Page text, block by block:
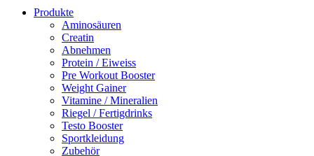
Produkte
Aminosäuren
Creatin
Abnehmen
Protein / Eiweiss
Pre Workout Booster
Weight Gainer
Vitamine / Mineralien
Riegel / Fertigdrinks
Testo Booster
Sportkleidung
Zubehör